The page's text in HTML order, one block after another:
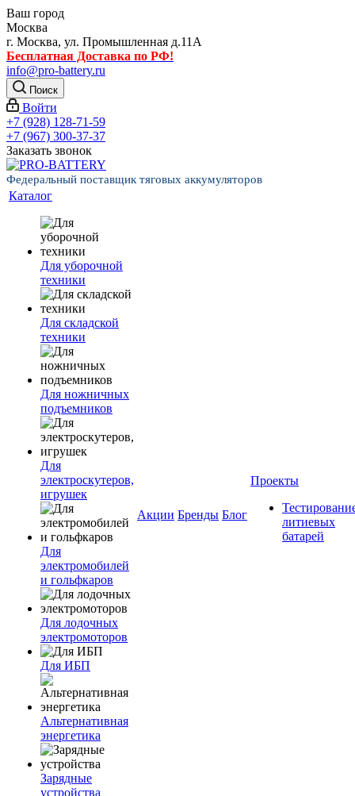
Ваш город
Москва
г. Москва, ул. Промышленная д.11А
Бесплатная Доставка по РФ!
info@pro-battery.ru
Поиск
Войти
+7 (928) 128-71-59
+7 (967) 300-37-37
Заказать звонок
Федеральный поставщик тяговых аккумуляторов
Каталог
Для уборочной
техники
Для складской
техники
Для ножничных
подъемников
Для
электроскутеров,
игрушек
Для
электромобилей
и гольфкаров
Для лодочных
электромоторов
Для ИБП
Альтернативная
энергетика
Зарядные
устройства
Акции Бренды Блог
Проекты
литиевых
батарей